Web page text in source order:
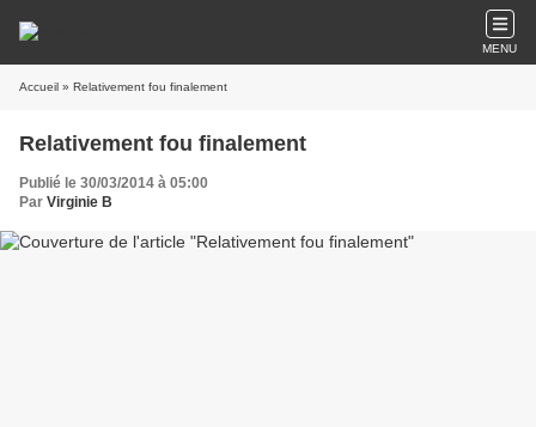
MENU
Accueil » Relativement fou finalement
Relativement fou finalement
Publié le 30/03/2014 à 05:00
Par Virginie B